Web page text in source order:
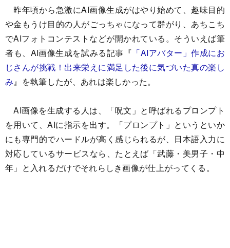
昨年頃から急激にAI画像生成がはやり始めて、趣味目的
や金もうけ目的の人がごっちゃになって群がり、あちこち
でAIフォトコンテストなどが開かれている。そういえば筆
者も、AI画像生成を試みる記事『 「AIアバター」作成にお
じさんが挑戦！出来栄えに満足した後に気づいた真の楽し
み』を執筆したが、あれは楽しかった。
AI画像を生成する人は、「呪文」と呼ばれるプロンプト
を用いて、AIに指示を出す。「プロンプト」というといか
にも専門的でハードルが高く感じられるが、日本語入力に
対応しているサービスなら、たとえば「武藤・美男子・中
年」と入れるだけでそれらしき画像が仕上がってくる。